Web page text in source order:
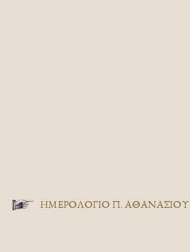
ΗΜΕΡΟΛΟΓΙΟ Π. ΑΘΑΝΑΣΙΟΥ